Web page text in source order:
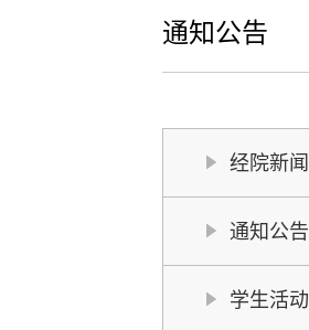
通知公告
经院新闻
通知公告
学生活动